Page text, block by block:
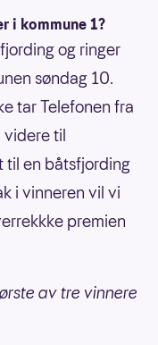
i kommune 1?
og ringer
søndag 10.
tar Telefonen fra
videre til
til en båtsfjording
i vinneren vil vi
premien
av tre vinnere